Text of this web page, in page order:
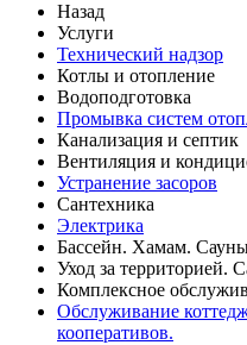
Назад
Услуги
Технический надзор
Котлы и отопление
Водоподготовка
Промывка систем
Канализация и септик
Вентиляция и
Устранение засоров
Сантехника
Электрика
Бассейн. Хамам.
Уход за территорией.
Комплексное
Обслуживание
кооперативов.